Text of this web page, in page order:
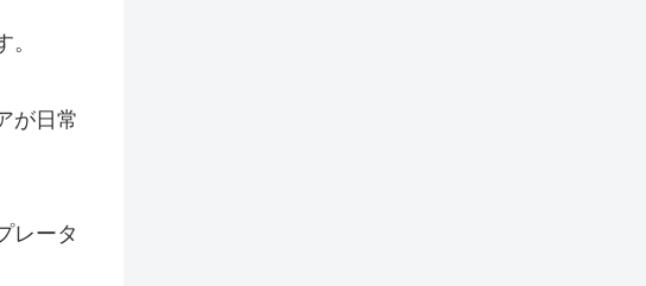
が日常
レータ